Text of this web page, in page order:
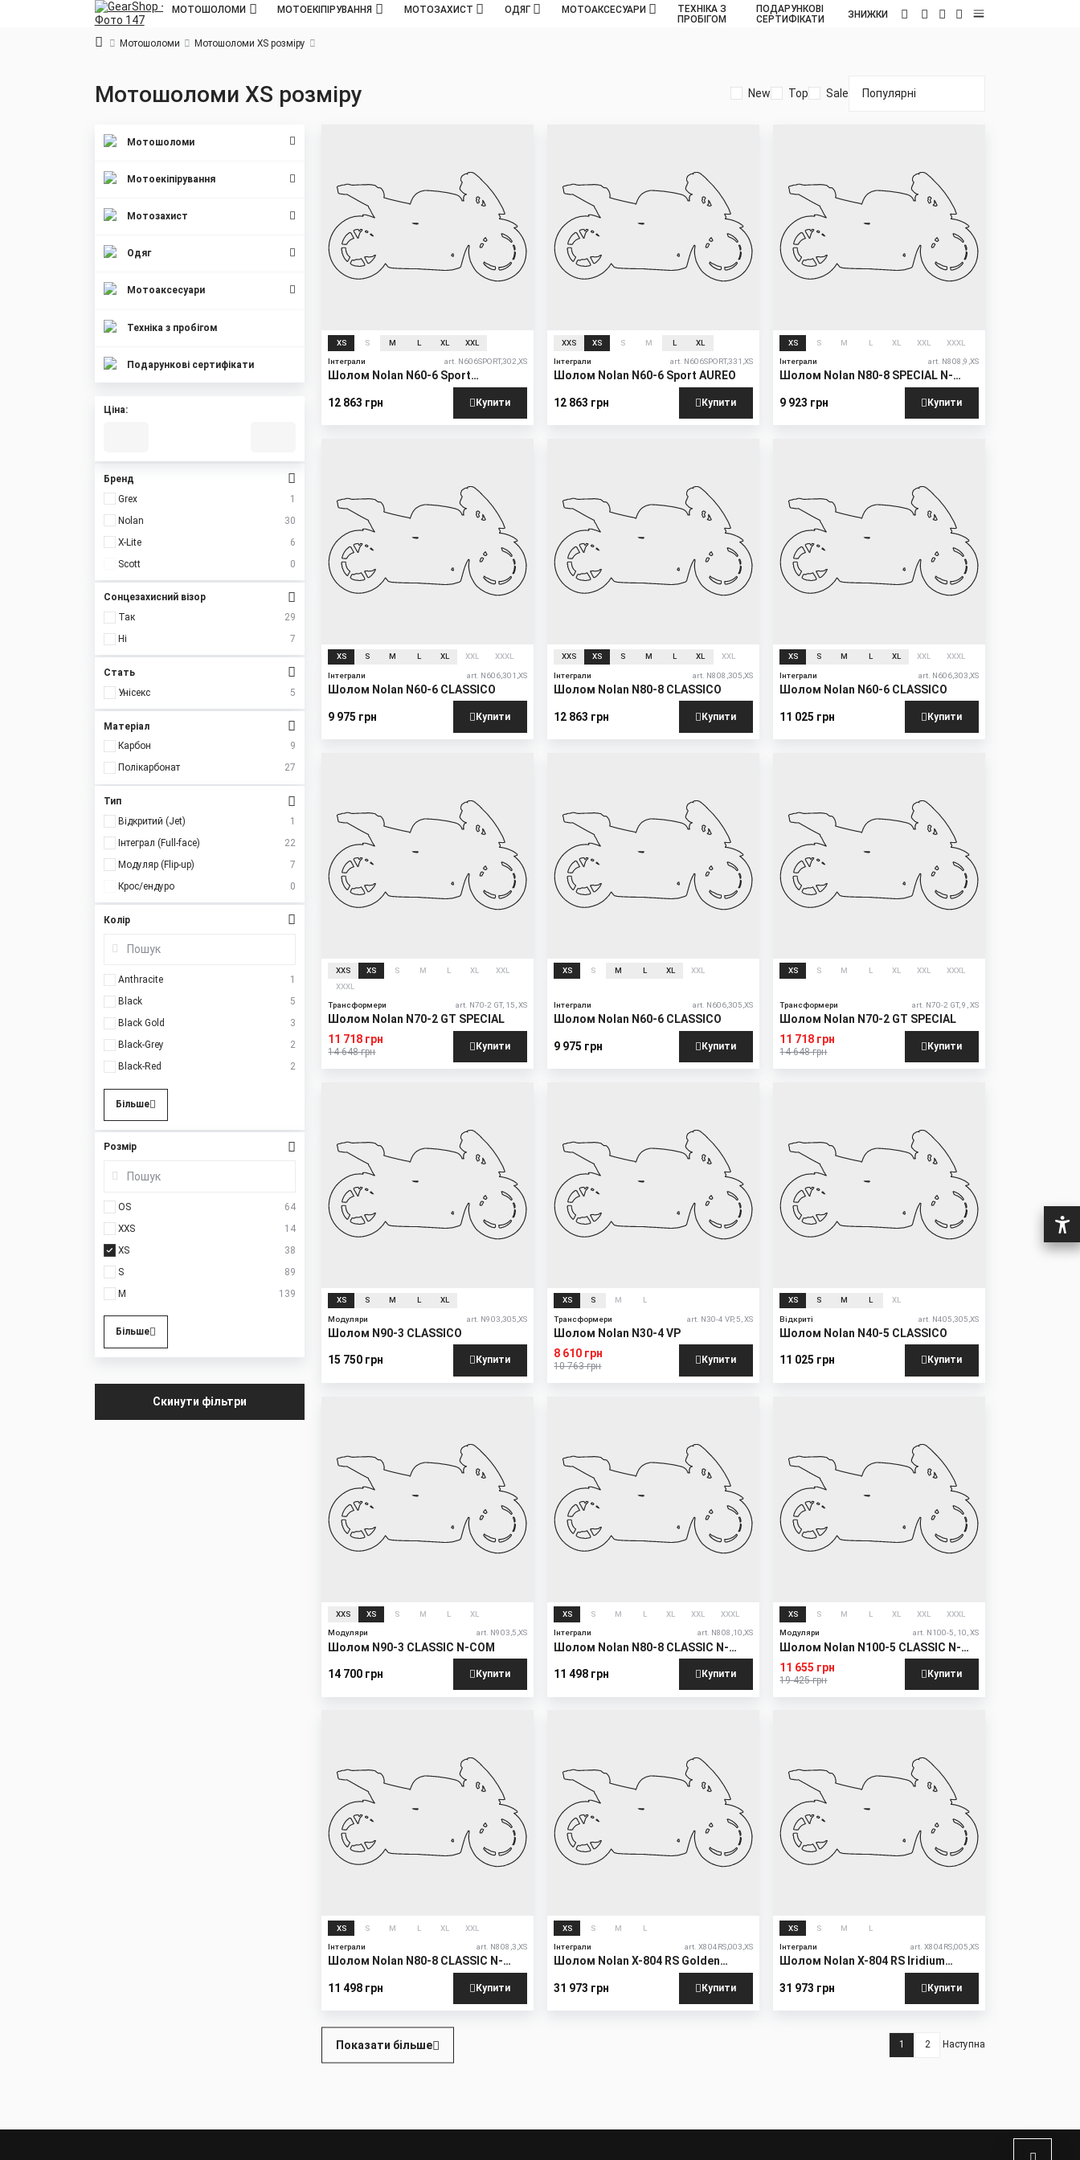
МОТОШОЛОМИ МОТОЕКІПІРУВАННЯ МОТОЗАХИСТ ОДЯГ МОТОАКСЕСУАРИ
ТЕХНІКА З
ПРОБІГОМ
ПОДАРУНКОВІ
СЕРТИФІКАТИ
ЗНИЖКИ
UA
Мотошоломи Мотошоломи XS розміру
Мотошоломи XS розміру New Top Sale
XS S M L XL XXL
Інтеграли art. N606SPORT,302,XS
Шолом Nolan N60-6 Sport
12 863 грн
Купити
XXS XS S M L XL
Інтеграли art. N606SPORT,331,XS
Шолом Nolan N60-6 Sport AUREO
12 863 грн Купити
XS S M L XL XXL XXXL
Інтеграли art. N808,9,XS
Шолом Nolan N80-8 SPECIAL N-
9 923 грн
Купити
XS S M L XL XXL XXXL
Інтеграли art. N606,301,XS
Шолом Nolan N60-6 CLASSICO
9 975 грн Купити
XXS XS S M L XL XXL
Інтеграли art. N808,305,XS
Шолом Nolan N80-8 CLASSICO
12 863 грн Купити
XS S M L XL XXL XXXL
Інтеграли art. N606,303,XS
Шолом Nolan N60-6 CLASSICO
11 025 грн Купити
XXS XS S M L XL
XXL
XXXL
Трансформери art. N70-2 GT, 15, XS
Шолом Nolan N70-2 GT SPECIAL
14 648 грн
11 718 грн
Купити
XS S M L XL XXL
Інтеграли art. N606,305,XS
Шолом Nolan N60-6 CLASSICO
9 975 грн Купити
XS S M L XL XXL XXXL
Трансформери art. N70-2 GT, 9, XS
Шолом Nolan N70-2 GT SPECIAL
14 648 грн
11 718 грн
Купити
XS S M L XL
Модуляри art. N903,305,XS
Шолом N90-3 CLASSICO
15 750 грн Купити
XS S M L
Трансформери art. N30-4 VP, 5, XS
Шолом Nolan N30-4 VP
10 763 грн
8 610 грн
Купити
XS S M L XL
Відкриті art. N405,305,XS
Шолом Nolan N40-5 CLASSICO
11 025 грн Купити
XXS XS S M L XL
Модуляри art. N903,5,XS
Шолом N90-3 CLASSIC N-COM
14 700 грн Купити
XS S M L XL XXL XXXL
Інтеграли art. N808,10,XS
Шолом Nolan N80-8 CLASSIC N-
11 498 грн
Купити
XS S M L XL XXL XXXL
Модуляри art. N100-5, 10, XS
Шолом Nolan N100-5 CLASSIC N-
19 425 грн
11 655 грн
Купити
XS S M L XL XXL
Інтеграли art. N808,3,XS
Шолом Nolan N80-8 CLASSIC N-
11 498 грн
Купити
XS S M L
Інтеграли art. X804RS,003,XS
Шолом Nolan X-804 RS Golden
31 973 грн
Купити
XS S M L
Інтеграли art. X804RS,005,XS
Шолом Nolan X-804 RS Iridium
31 973 грн
Купити
Розбивка
сторінки
Показати більше
Поточна
1
Page
2
Наступна
Наступна
Мотошоломи
Мотоекіпірування
Мотозахист
Одяг
Мотоаксесуари
Техніка з пробігом
Подарункові сертифікати
Ціна:
Бренд
Grex
1
Nolan
30
X-Lite
6
Scott
0
Сонцезахисний візор
Так
29
Ні
7
Стать
Унісекс
5
Матеріал
Карбон
9
Полікарбонат
27
Тип
Відкритий (Jet)
1
Інтеграл (Full-face)
22
Модуляр (Flip-up)
7
Крос/ендуро
0
Колір
Anthracite
1
Black
5
Black Gold
3
Black-Grey
2
Black-Red
2
Більше
Розмір
OS
64
XXS
14
XS
38
S
89
M
139
Більше
Скинути фільтри